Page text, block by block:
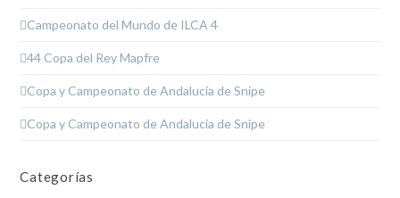
Campeonato del Mundo de ILCA 4
44 Copa del Rey Mapfre
Copa y Campeonato de Andalucía de Snipe
Copa y Campeonato de Andalucía de Snipe
Categorías